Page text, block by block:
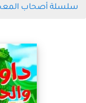
سلسلة أصحاب